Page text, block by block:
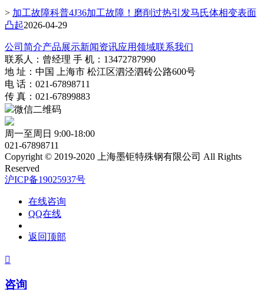
> 加工故障科普4J36加工故障！磨削过热引发马氏体相变表面
凸起2026-04-29
公司简介产品展示新闻资讯应用领域联系我们
联系人：曾经理 手 机：13472787990
地 址：中国 上海市 松江区泗泾泗砖公路600号
电 话：021-67898711
传 真：021-67899883
微信二维码
周一至周日 9:00-18:00
021-67898711
Copyright © 2019-2020 上海墨钜特殊钢有限公司 All Rights
Reserved
沪ICP备19025937号
在线咨询
QQ在线
返回顶部

咨询